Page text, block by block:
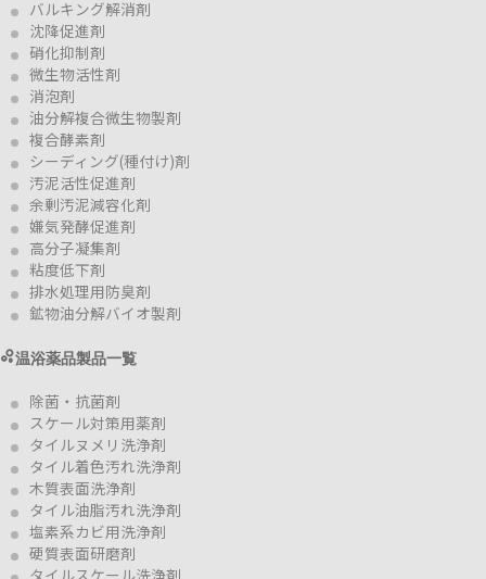
バルキング解消剤
沈降促進剤
硝化抑制剤
微生物活性剤
消泡剤
油分解複合微生物製剤
複合酵素剤
シーディング(種付け)剤
汚泥活性促進剤
余剰汚泥減容化剤
嫌気発酵促進剤
高分子凝集剤
粘度低下剤
排水処理用防臭剤
鉱物油分解バイオ製剤
温浴薬品製品一覧
除菌・抗菌剤
スケール対策用薬剤
タイルヌメリ洗浄剤
タイル着色汚れ洗浄剤
木質表面洗浄剤
タイル油脂汚れ洗浄剤
塩素系カビ用洗浄剤
硬質表面研磨剤
タイルスケール洗浄剤